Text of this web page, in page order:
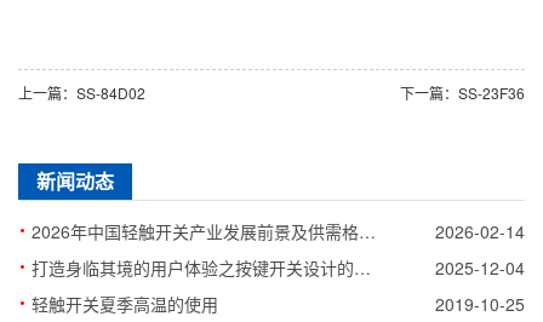
上一篇：SS-84D02 下一篇：SS-23F36
新闻动态
· 2026年中国轻触开关产业发展前景及供需格局预测 2026-02-14
· 打造身临其境的用户体验之按键开关设计的艺术与科学 2025-12-04
· 轻触开关夏季高温的使用 2019-10-25